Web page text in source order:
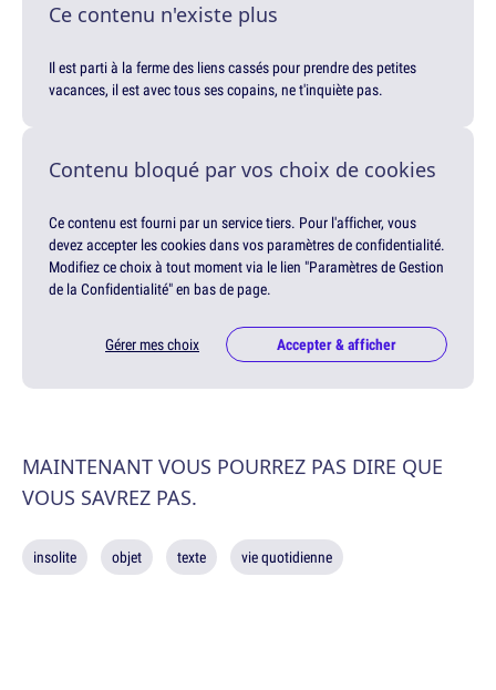
Ce contenu n'existe plus
Il est parti à la ferme des liens cassés pour prendre des petites
vacances, il est avec tous ses copains, ne t'inquiète pas.
Contenu bloqué par vos choix de cookies
Ce contenu est fourni par un service tiers. Pour l'afficher, vous
devez accepter les cookies dans vos paramètres de confidentialité.
Modifiez ce choix à tout moment via le lien "Paramètres de Gestion
de la Confidentialité" en bas de page.
Gérer mes choix Accepter & afficher
MAINTENANT VOUS POURREZ PAS DIRE QUE
VOUS SAVREZ PAS.
insolite objet texte vie quotidienne